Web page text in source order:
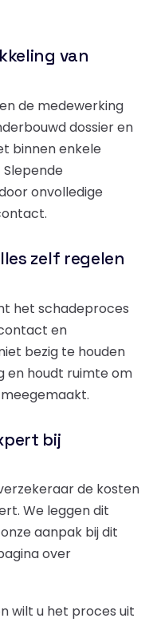
van
de medewerking
dossier en
binnen enkele
onvolledige
zelf regelen
het schadeproces
en
bezig te houden
en houdt ruimte om
bij
de kosten
We leggen dit
aanpak bij dit
over
wilt u het proces uit